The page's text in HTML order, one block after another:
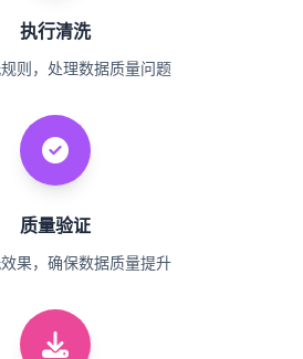
执行清洗
则，处理数据质量问题
质量验证
果，确保数据质量提升